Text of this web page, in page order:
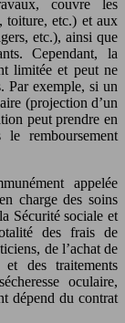
couvre les
toiture, etc.) et aux
etc.), ainsi que
Cependant, la
limitée et peut ne
Par exemple, si un
(projection d’un
peut prendre en
remboursement
appelée
charge des soins
Sécurité sociale et
des frais de
de l’achat de
des traitements
oculaire,
dépend du contrat